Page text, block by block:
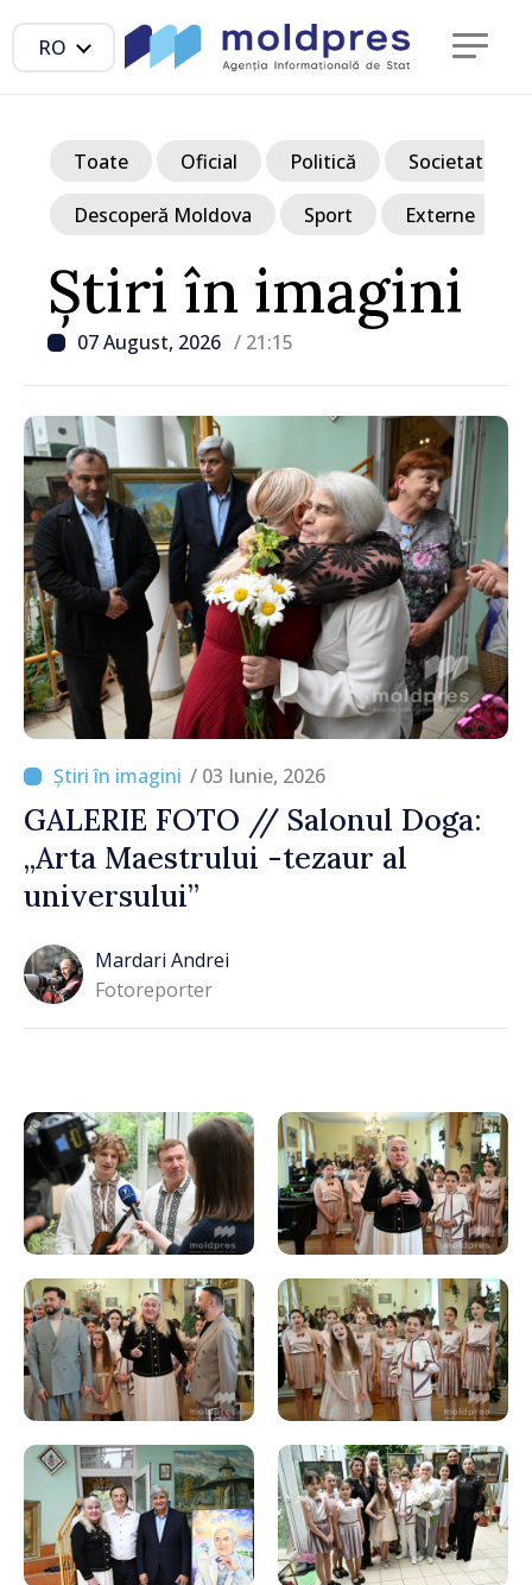
RO
Știri în imagini
07 August, 2026 / 21:15
Toate Oficial Politică Societate
Descoperă Moldova Sport Externe
/ 03 Iunie, 2026
GALERIE FOTO // Salonul Doga:
„Arta Maestrului -tezaur al
universului”
Mardari Andrei
Fotoreporter